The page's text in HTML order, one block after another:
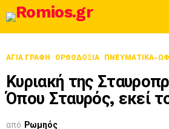
ΑΓΙΑ ΓΡΑΦΗ ΟΡΘΟΔΟΞΊΑ ΠΝΕΥΜΑΤΙΚΑ-
Κυριακή της
Όπου Σταυρός, εκεί
από Ρωμηός